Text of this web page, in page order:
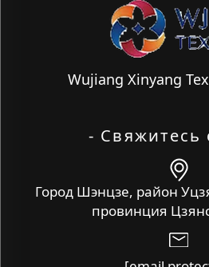
Wujiang Xinyang
- Свяжитесь
Город Шэнцзе, район
провинция